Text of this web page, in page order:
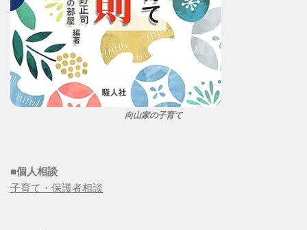
向山家の子育て
■個人相談
子育て・保護者相談